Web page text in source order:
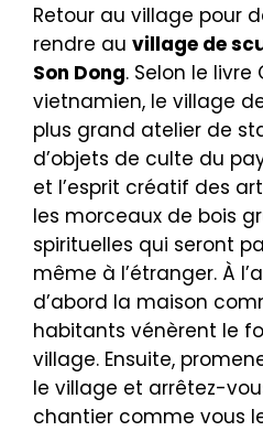
Retour au village pour
rendre au village de
Son Dong. Selon le livre
vietnamien, le village
plus grand atelier de
d’objets de culte du
et l’esprit créatif des
les morceaux de bois
spirituelles qui seront
même à l’étranger. À
d’abord la maison
habitants vénèrent le
village. Ensuite,
le village et arrêtez-
chantier comme vous